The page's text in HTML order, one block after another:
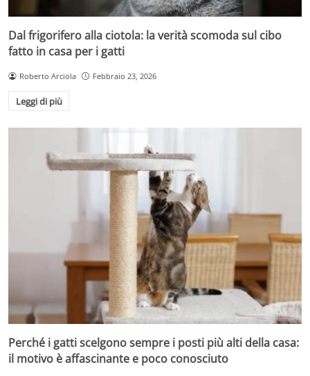
Dal frigorifero alla ciotola: la verità scomoda sul cibo
fatto in casa per i gatti
Roberto Arciola Febbraio 23, 2026
Leggi di più
Perché i gatti scelgono sempre i posti più alti della casa:
il motivo è affascinante e poco conosciuto